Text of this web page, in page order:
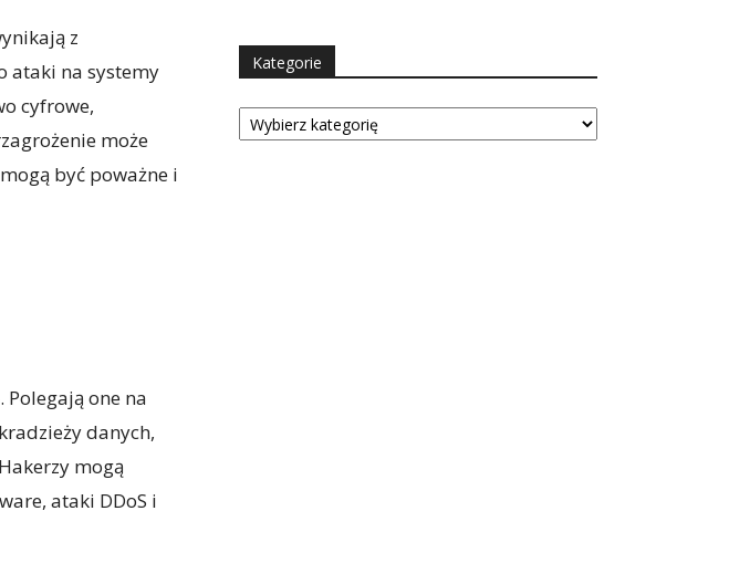
z
ataki na systemy
cyfrowe,
może
być poważne i
one na
danych,
mogą
ataki DDoS i
Kategorie
Kategorie